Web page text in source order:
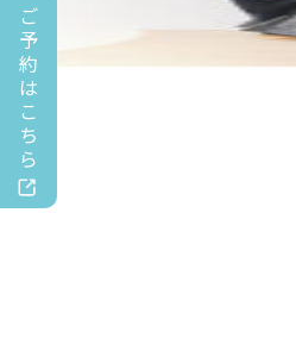
ご
予
約
は
こ
ち
ら